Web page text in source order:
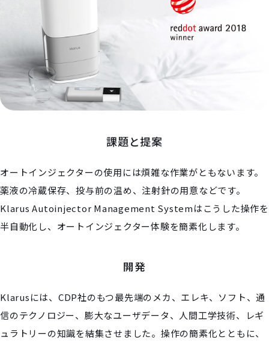
課題と提案
オートインジェクターの使用には煩雑な作業がともないます。
薬液の冷蔵保存、投与前の温め、注射針の用意などです。
Klarus Autoinjector Management Systemはこうした操作を
半自動化し、オートインジェクター体験を簡素化します。
開発
Klarusには、CDP社のもつ最先端のメカ、エレキ、ソフト、通
信のテクノロジー、膨大なユーザデータ、人間工学技術、レギ
ュラトリーの知識を結集させました。操作の簡素化とともに、